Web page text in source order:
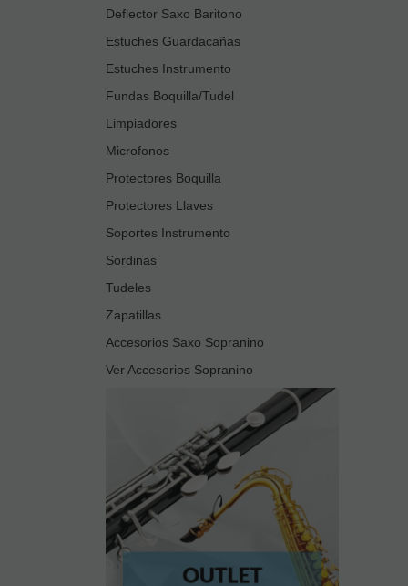
Deflector Saxo Baritono
Estuches Guardacañas
Estuches Instrumento
Fundas Boquilla/Tudel
Limpiadores
Microfonos
Protectores Boquilla
Protectores Llaves
Soportes Instrumento
Sordinas
Tudeles
Zapatillas
Accesorios Saxo Sopranino
Ver Accesorios Sopranino